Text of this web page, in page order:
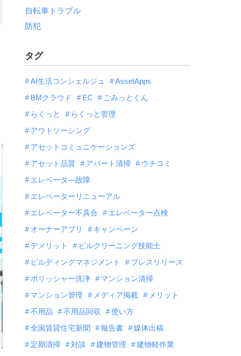
自転車トラブル
防犯
タグ
AI生活コンシェルジュ
AssetApps
BMクラウド
EC
ごみっとくん
らくっと
らくっと管理
アウトソーシング
アセットコミュニケーションズ
アセット品質
アパート清掃
ウチコミ
エレベータ―故障
エレベーターリニューアル
エレベーター不具合
エレベーター点検
オーナーアプリ
キャンペーン
デメリット
ビルクリーニング技能士
ビルディングマネジメント
プレスリリース
ポリッシャー洗浄
マンション清掃
マンション管理
メディア掲載
メリット
不用品
不用品回収
使い方
全国賃貸住宅新聞
報告書
媒体出稿
定期清掃
対談 建物管理
建物軽作業